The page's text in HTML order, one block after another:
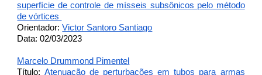
superfície de controle de mísseis subsônicos pelo método
de vórtices
Orientador: Victor Santoro Santiago
Data: 02/03/2023
Marcelo Drummond Pimentel
Título: Atenuação de perturbações em tubos para armas